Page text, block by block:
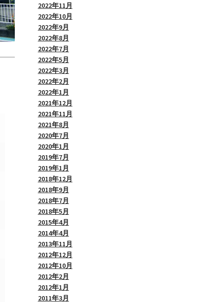
2022年11月
2022年10月
2022年9月
2022年8月
2022年7月
2022年5月
2022年3月
2022年2月
2022年1月
2021年12月
2021年11月
2021年8月
2020年7月
2020年1月
2019年7月
2019年1月
2018年12月
2018年9月
2018年7月
2018年5月
2015年4月
2014年4月
2013年11月
2012年12月
2012年10月
2012年2月
2012年1月
2011年3月